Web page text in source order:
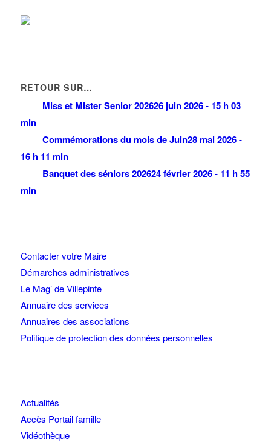
RETOUR SUR…
Miss et Mister Senior 202626 juin 2026 - 15 h 03
min
Commémorations du mois de Juin28 mai 2026 -
16 h 11 min
Banquet des séniors 202624 février 2026 - 11 h 55
min
Contacter votre Maire
Démarches administratives
Le Mag’ de Villepinte
Annuaire des services
Annuaires des associations
Politique de protection des données personnelles
Actualités
Accès Portail famille
Vidéothèque